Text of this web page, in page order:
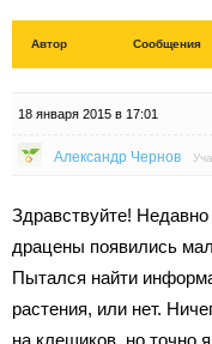
Автор Сообщения
18 января 2015 в 17:01
Александр Чернов
Здравствуйте!
драцены появились
Пытался найти
растения, или нет.
на клещиков, но точно